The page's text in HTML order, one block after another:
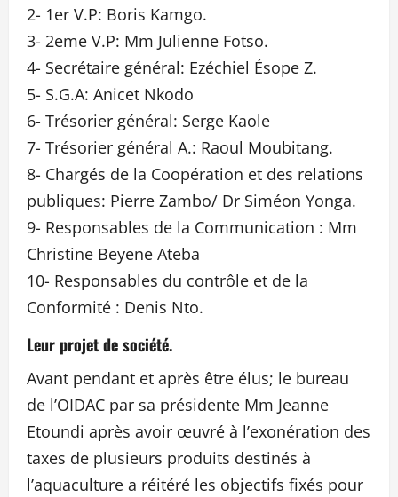
2- 1er V.P: Boris Kamgo.
3- 2eme V.P: Mm Julienne Fotso.
4- Secrétaire général: Ezéchiel Ésope Z.
5- S.G.A: Anicet Nkodo
6- Trésorier général: Serge Kaole
7- Trésorier général A.: Raoul Moubitang.
8- Chargés de la Coopération et des relations
publiques: Pierre Zambo/ Dr Siméon Yonga.
9- Responsables de la Communication : Mm
Christine Beyene Ateba
10- Responsables du contrôle et de la
Conformité : Denis Nto.
Leur projet de société.
Avant pendant et après être élus; le bureau
de l’OIDAC par sa présidente Mm Jeanne
Etoundi après avoir œuvré à l’exonération des
taxes de plusieurs produits destinés à
l’aquaculture a réitéré les objectifs fixés pour